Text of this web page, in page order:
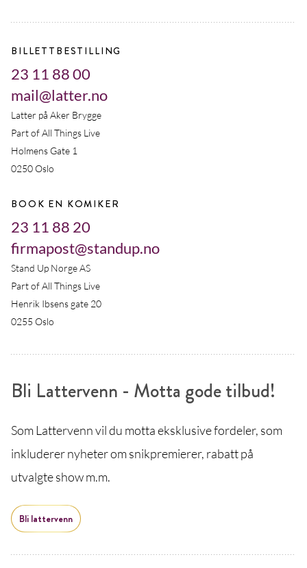
BILLETTBESTILLING
23 11 88 00
mail@latter.no
Latter på Aker Brygge
Part of All Things Live
Holmens Gate 1
0250 Oslo
BOOK EN KOMIKER
23 11 88 20
firmapost@standup.no
Stand Up Norge AS
Part of All Things Live
Henrik Ibsens gate 20
0255 Oslo
Bli Lattervenn - Motta gode tilbud!
Som Lattervenn vil du motta eksklusive fordeler, som
inkluderer nyheter om snikpremierer, rabatt på
utvalgte show m.m.
Bli lattervenn